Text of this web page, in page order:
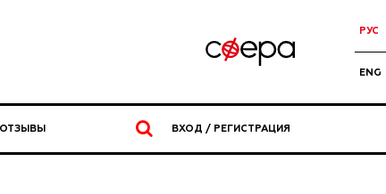
РУС
ENG
ОТЗЫВЫ ВХОД / РЕГИСТРАЦИЯ